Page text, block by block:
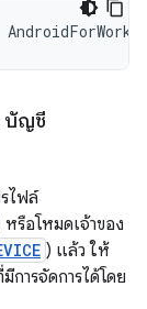
บัญชี
ไฟล์
หรือโหมดเจ้าของ
) แล้ว ให้
ารจัดการได้โดย